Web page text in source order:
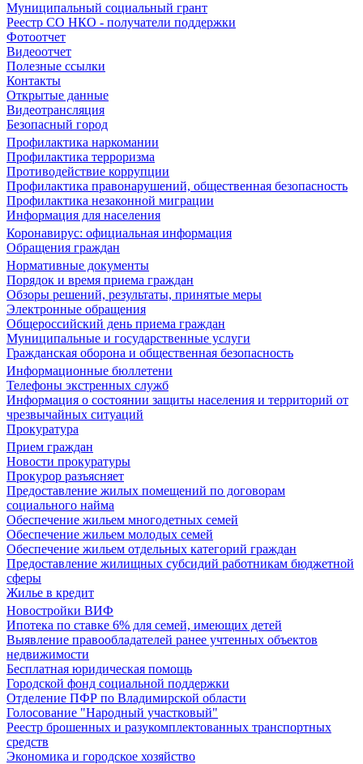
Муниципальный социальный грант
Реестр СО НКО - получатели поддержки
Фотоотчет
Видеоотчет
Полезные ссылки
Контакты
Открытые данные
Видеотрансляция
Безопасный город
Профилактика наркомании
Профилактика терроризма
Противодействие коррупции
Профилактика правонарушений, общественная безопасность
Профилактика незаконной миграции
Информация для населения
Коронавирус: официальная информация
Обращения граждан
Нормативные документы
Порядок и время приема граждан
Обзоры решений, результаты, принятые меры
Электронные обращения
Общероссийский день приема граждан
Муниципальные и государственные услуги
Гражданская оборона и общественная безопасность
Информационные бюллетени
Телефоны экстренных служб
Информация о состоянии защиты населения и территорий от
чрезвычайных ситуаций
Прокуратура
Прием граждан
Новости прокуратуры
Прокурор разъясняет
Предоставление жилых помещений по договорам
социального найма
Обеспечение жильем многодетных семей
Обеспечение жильем молодых семей
Обеспечение жильем отдельных категорий граждан
Предоставление жилищных субсидий работникам бюджетной
сферы
Жилье в кредит
Новостройки ВИФ
Ипотека по ставке 6% для семей, имеющих детей
Выявление правообладателей ранее учтенных объектов
недвижимости
Бесплатная юридическая помощь
Городской фонд социальной поддержки
Отделение ПФР по Владимирской области
Голосование "Народный участковый"
Реестр брошенных и разукомплектованных транспортных
средств
Экономика и городское хозяйство